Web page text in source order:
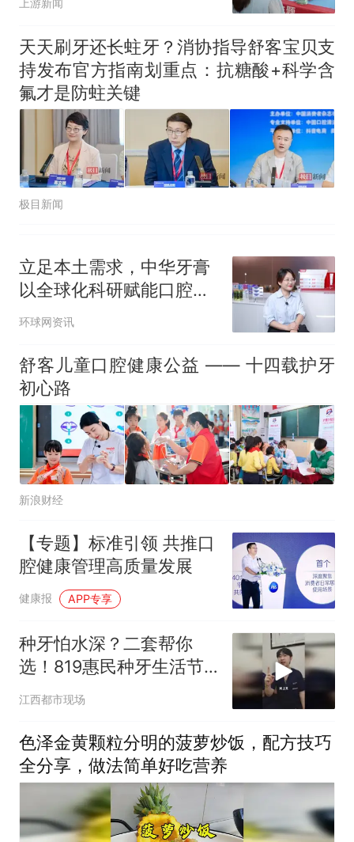
上游新闻
天天刷牙还长蛀牙？消协指导舒客宝贝支
持发布官方指南划重点：抗糖酸+科学含
氟才是防蛀关键
极目新闻
立足本土需求，中华牙膏
以全球化科研赋能口腔护
理升级
环球网资讯
舒客儿童口腔健康公益 —— 十四载护牙
初心路
新浪财经
【专题】标准引领 共推口
腔健康管理高质量发展
健康报 APP专享
种牙怕水深？二套帮你
选！819惠民种牙生活节
正式开始
江西都市现场
色泽金黄颗粒分明的菠萝炒饭，配方技巧
全分享，做法简单好吃营养